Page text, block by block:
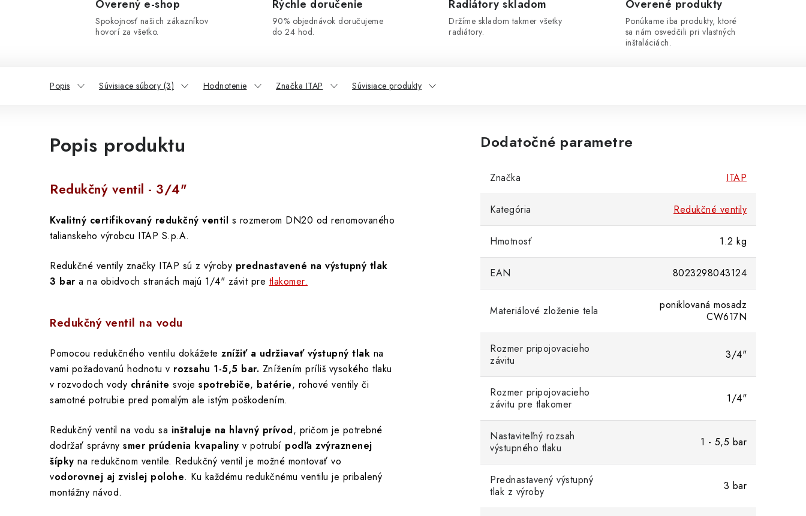
Overený e-shop
Spokojnosť našich zákazníkov
hovorí za všetko.
Rýchle doručenie
90% objednávok doručujeme
do 24 hod.
Radiátory skladom
Držíme skladom takmer všetky
radiátory.
Overené produkty
Ponúkame iba produkty, ktoré
sa nám osvedčili pri vlastných
inštaláciách.
Popis Súvisiace súbory (3) Hodnotenie Značka ITAP Súvisiace produkty
Popis produktu
Redukčný ventil - 3/4"
Kvalitný certifikovaný redukčný ventil s rozmerom DN20 od renomovaného
talianskeho výrobcu ITAP S.p.A.
Redukčné ventily značky ITAP sú z výroby prednastavené na výstupný tlak
3 bar a na obidvoch stranách majú 1/4" závit pre tlakomer.
Redukčný ventil na vodu
Pomocou redukčného ventilu dokážete znížiť a udržiavať výstupný tlak na
vami požadovanú hodnotu v rozsahu 1-5,5 bar. Znížením príliš vysokého tlaku
v rozvodoch vody chránite svoje spotrebiče, batérie, rohové ventily či
samotné potrubie pred pomalým ale istým poškodením.
Redukčný ventil na vodu sa inštaluje na hlavný prívod, pričom je potrebné
dodržať správny smer prúdenia kvapaliny v potrubí podľa zvýraznenej
šípky na redukčnom ventile. Redukčný ventil je možné montovať vo
vodorovnej aj zvislej polohe. Ku každému redukčnému ventilu je pribalený
montážny návod.
Dodatočné parametre
Značka ITAP
Kategória Redukčné ventily
Hmotnosť 1.2 kg
EAN 8023298043124
Materiálové zloženie tela
poniklovaná mosadz
CW617N
Rozmer pripojovacieho
závitu
3/4"
Rozmer pripojovacieho
závitu pre tlakomer
1/4"
Nastaviteľný rozsah
výstupného tlaku
1 - 5,5 bar
Prednastavený výstupný
tlak z výroby
3 bar